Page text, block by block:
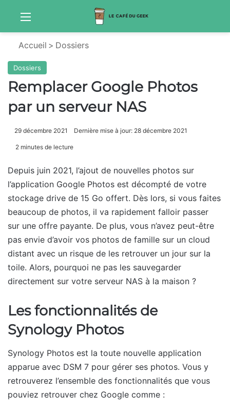
Menu
Accueil > Dossiers
Dossiers
Remplacer Google Photos
par un serveur NAS
29 décembre 2021 Dernière mise à jour: 28 décembre 2021
2 minutes de lecture
Depuis juin 2021, l’ajout de nouvelles photos sur
l’application Google Photos est décompté de votre
stockage drive de 15 Go offert. Dès lors, si vous faites
beaucoup de photos, il va rapidement falloir passer
sur une offre payante. De plus, vous n’avez peut-être
pas envie d’avoir vos photos de famille sur un cloud
distant avec un risque de les retrouver un jour sur la
toile. Alors, pourquoi ne pas les sauvegarder
directement sur votre serveur NAS à la maison ?
Les fonctionnalités de
Synology Photos
Synology Photos est la toute nouvelle application
apparue avec DSM 7 pour gérer ses photos. Vous y
retrouverez l’ensemble des fonctionnalités que vous
pouviez retrouver chez Google comme :